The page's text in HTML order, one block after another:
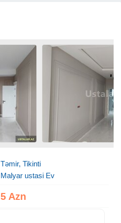
Təmir, Tikinti
Malyar ustasi Ev
5 Azn